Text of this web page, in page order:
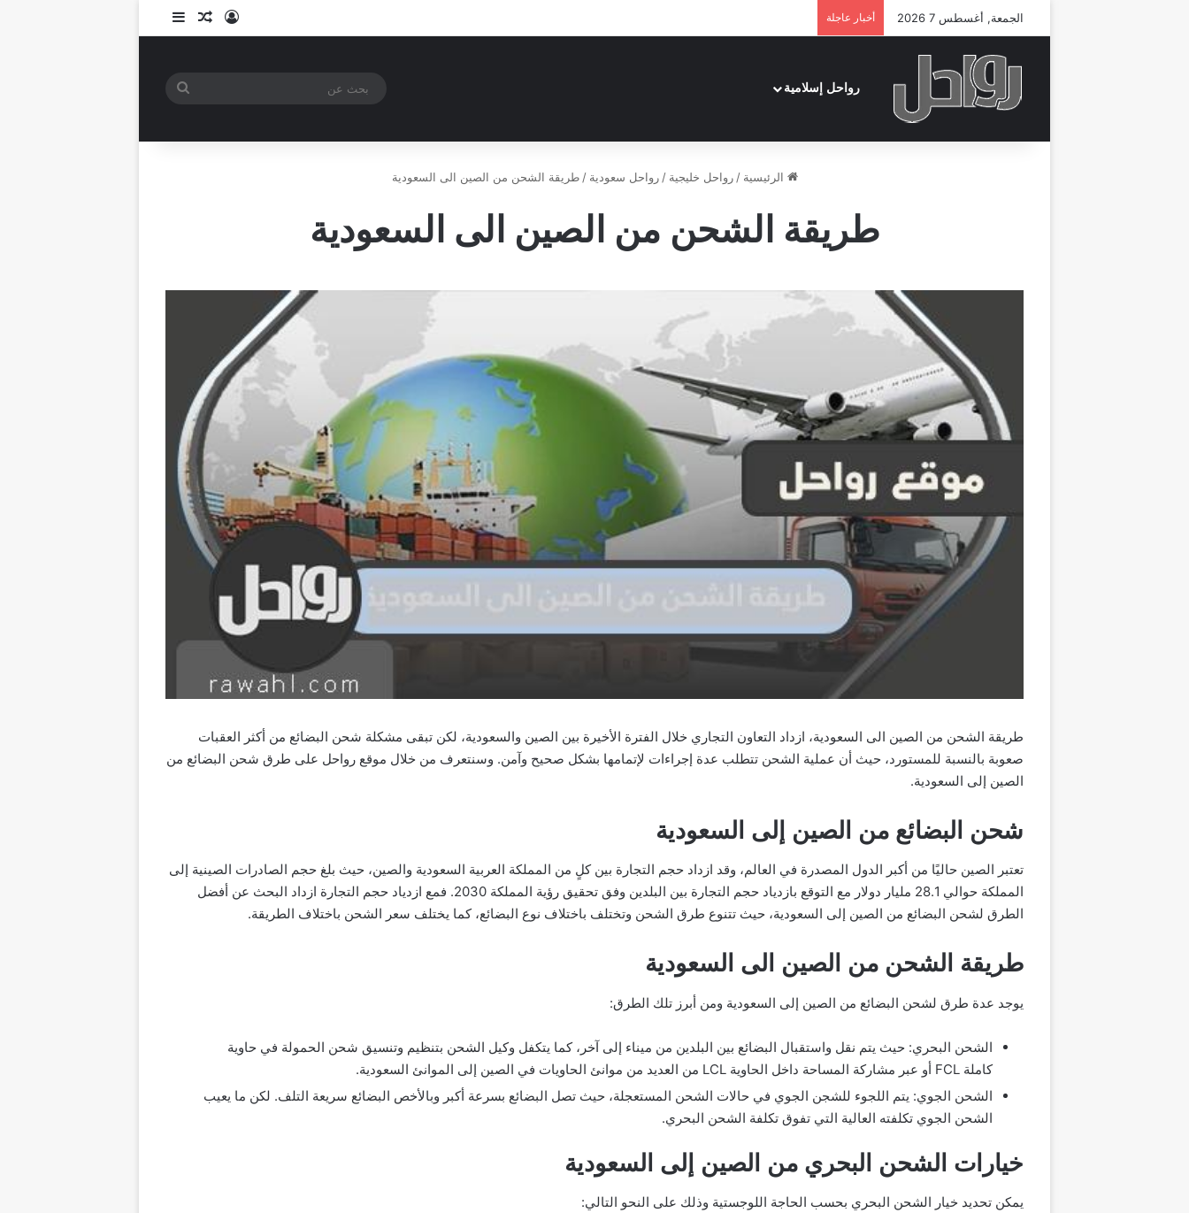
الجمعة, أغسطس 7 2026 أخبار عاجلة تسجيل الدخول
مقال عشوائي
إضافة عمود جانبي
رواحل إسلامية
بحث
الرئيسية / رواحل خليجية / رواحل سعودية / طريقة الشحن من الصين الى السعودية
طريقة الشحن من الصين الى السعودية
طريقة الشحن من الصين الى السعودية، ازداد التعاون التجاري خلال الفترة الأخيرة بين الصين والسعودية، لكن تبقى مشكلة شحن البضائع من أكثر العقبات
صعوبة بالنسبة للمستورد، حيث أن عملية الشحن تتطلب عدة إجراءات لإتمامها بشكل صحيح وآمن. وسنتعرف من خلال موقع رواحل على طرق شحن البضائع من
الصين إلى السعودية.
شحن البضائع من الصين إلى السعودية
تعتبر الصين حاليًا من أكبر الدول المصدرة في العالم، وقد ازداد حجم التجارة بين كلٍ من المملكة العربية السعودية والصين، حيث بلغ حجم الصادرات الصينية إلى
المملكة حوالي 28.1 مليار دولار مع التوقع بازدياد حجم التجارة بين البلدين وفق تحقيق رؤية المملكة 2030. فمع ازدياد حجم التجارة ازداد البحث عن أفضل
الطرق لشحن البضائع من الصين إلى السعودية، حيث تتنوع طرق الشحن وتختلف باختلاف نوع البضائع، كما يختلف سعر الشحن باختلاف الطريقة.
طريقة الشحن من الصين الى السعودية
يوجد عدة طرق لشحن البضائع من الصين إلى السعودية ومن أبرز تلك الطرق:
الشحن البحري: حيث يتم نقل واستقبال البضائع بين البلدين من ميناء إلى آخر، كما يتكفل وكيل الشحن بتنظيم وتنسيق شحن الحمولة في حاوية
كاملة FCL أو عبر مشاركة المساحة داخل الحاوية LCL من العديد من موانئ الحاويات في الصين إلى الموانئ السعودية.
الشحن الجوي: يتم اللجوء للشجن الجوي في حالات الشحن المستعجلة، حيث تصل البضائع بسرعة أكبر وبالأخص البضائع سريعة التلف. لكن ما يعيب
الشحن الجوي تكلفته العالية التي تفوق تكلفة الشحن البحري.
خيارات الشحن البحري من الصين إلى السعودية
يمكن تحديد خيار الشحن البحري بحسب الحاجة اللوجستية وذلك على النحو التالي: